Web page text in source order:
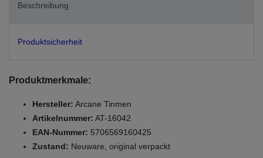
Beschreibung
Produktsicherheit
Produktmerkmale:
Hersteller: Arcane Tinmen
Artikelnummer: AT-16042
EAN-Nummer: 5706569160425
Zustand: Neuware, original verpackt